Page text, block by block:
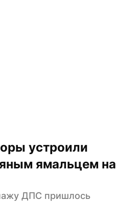
устроили
ямальцем на
ДПС пришлось